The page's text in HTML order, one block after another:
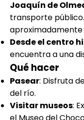
Joaquín de
transporte
aproximadamente
Desde el centro
encuentra a una
Qué hacer
Pasear: Disfruta
del río.
Visitar museos:
el Museo del